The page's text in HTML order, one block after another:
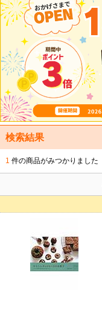
検索結果
1 件の商品がみつかりました